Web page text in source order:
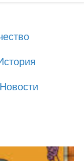
Новости